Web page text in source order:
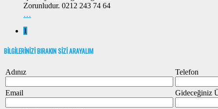
Zorunludur. 0212 243 74 64
…
1
BİLGİLERİNİZİ BIRAKIN SİZİ ARAYALIM
Adınız Telefon
Email Gideceğiniz